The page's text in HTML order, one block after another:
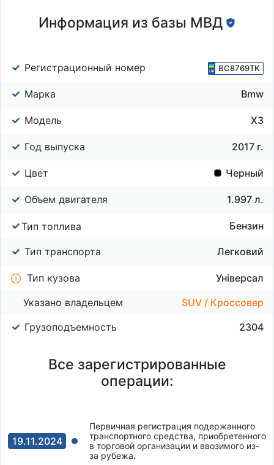
Информация из базы МВД
Регистрационный номер BC8769TK
Марка Bmw
Модель X3
Год выпуска 2017 г.
Цвет Черный
Объем двигателя 1.997 л.
Тип топлива Бензин
Тип транспорта Легковий
Тип кузова
Універсал
Указано владельцем
SUV / Кроссовер
Грузоподъемность
2304
Все зарегистрированные
операции:
19.11.2024
Первичная регистрация подержанного
транспортного средства, приобретенного
в торговой организации и ввозимого из-
за рубежа.